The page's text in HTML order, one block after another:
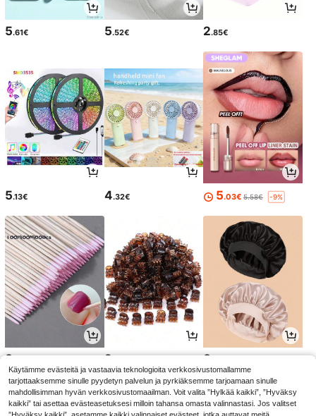
5.61€ 5.52€ 2.85€
5.13€ 4.32€ 5.03€ 5.58€ -9%
3 2 3
Käytämme evästeitä ja vastaavia teknologioita verkkosivustomallamme
tarjottaaksemme sinulle pyydetyn palvelun ja pyrkiäksemme tarjoamaan sinulle
mahdollisimman hyvän verkkosivustomaailman. Voit valita ”Hylkää kaikki”, ”Hyväksy
kaikki” tai asettaa evästeasetuksesi milloin tahansa omasta valinnastasi. Jos valitset